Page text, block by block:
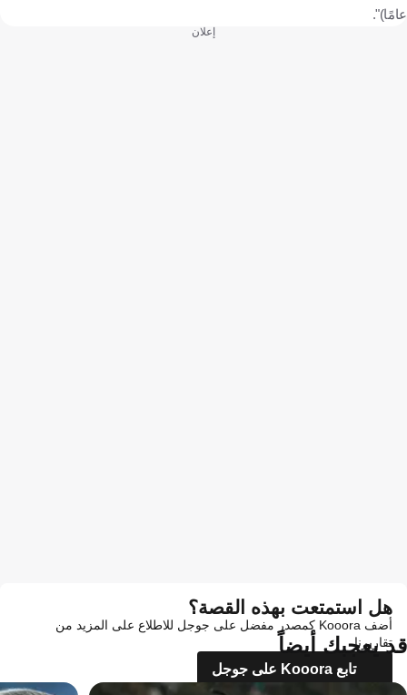
عامًا)".
إعلان
هل استمتعت بهذه القصة؟
أضف Kooora كمصدر مفضل على جوجل للاطلاع على المزيد من
تقاريرنا
تابع Kooora على جوجل
قد يعجبك أيضاً